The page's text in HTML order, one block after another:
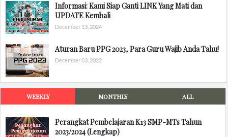
Informasi: Kami Siap Ganti LINK Yang Mati dan
UPDATE Kembali
December 13, 2024
Aturan Baru PPG 2023, Para Guru Wajib Anda Tahu!
December 03, 2022
WEEKLY MONTHLY ALL
Perangkat Pembelajaran K13 SMP-MTs Tahun
2023/2024 (Lengkap)